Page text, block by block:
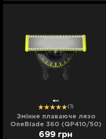
(1)
Змінне плаваюче лезо
OneBlade 360 (QP410/50)
699 грн